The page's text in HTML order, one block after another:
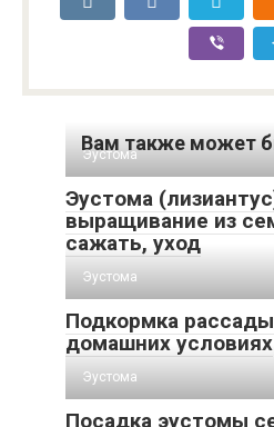
Вам также может
Эустома
Эустома
выращивание из
сажать, уход
Эустома
Подкормка
домашних условиях
Эустома
Посадка эустомы